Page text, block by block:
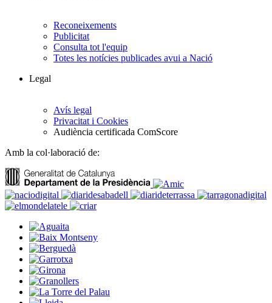
Reconeixements
Publicitat
Consulta tot l'equip
Totes les notícies publicades avui a Nació
Legal
Avís legal
Privacitat i Cookies
Audiència certificada ComScore
Amb la col·laboració de: